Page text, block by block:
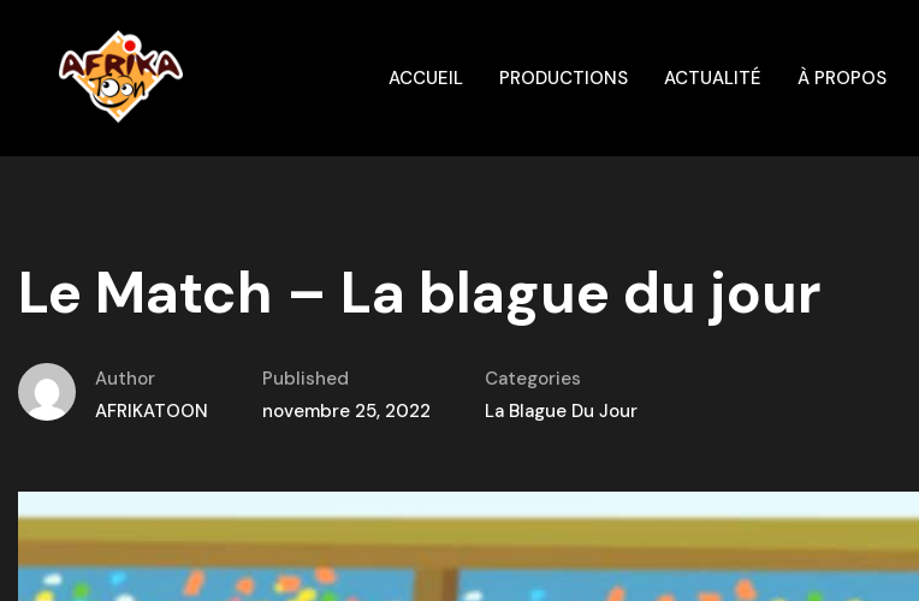
ACCUEIL PRODUCTIONS ACTUALITÉ À PROPOS
Le Match – La blague du jour
Author
AFRIKATOON
Published
novembre 25, 2022
Categories
La Blague Du Jour